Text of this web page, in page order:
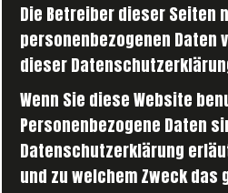
Die Betreiber dieser Seiten
personenbezogenen
dieser
Wenn Sie diese Website
Personenbezogene Daten
Datenschutzerklärung
und zu welchem Zweck das